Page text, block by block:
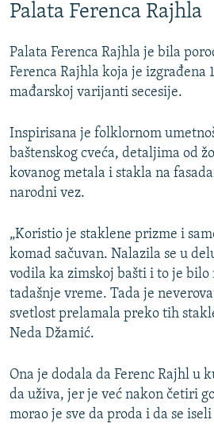
Palata Ferenca Rajhla
Palata Ferenca Rajhla je bila
Ferenca Rajhla koja je izgrađena
mađarskoj varijanti secesije.
Inspirisana je folklornom
baštenskog cveća, detaljima od
kovanog metala i stakla na
narodni vez.
„Koristio je staklene prizme i
komad sačuvan. Nalazila se u
vodila ka zimskoj bašti i to je bilo
tadašnje vreme. Tada je
svetlost prelamala preko tih
Neda Džamić.
Ona je dodala da Ferenc Rajhl u
da uživa, jer je već nakon četiri
morao je sve da proda i da se